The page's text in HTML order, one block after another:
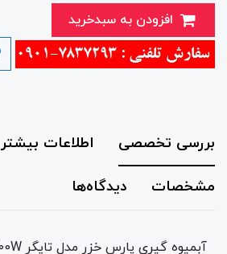
بررسی تخصصی اطلاعات بیشتر
مشخصات دیدگاه‌ها